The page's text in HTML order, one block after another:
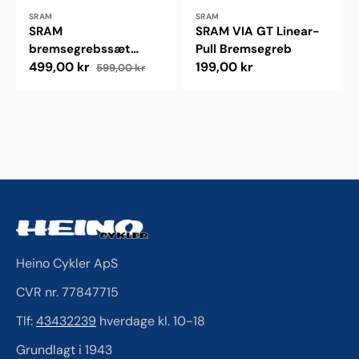
Forhandler:
SRAM
SRAM
bremsegrebssæt
S500 Aero Fit
Udsalgspris
499,00 kr Normalpris
599,00 kr
Forhandler:
SRAM
SRAM VIA GT Linear-
Pull Bremsegreb
Normalpris
199,00 kr
Heino Cykler ApS
CVR nr. 77847715
Tlf:43432239 hverdage kl. 10-18
Grundlagt i 1943